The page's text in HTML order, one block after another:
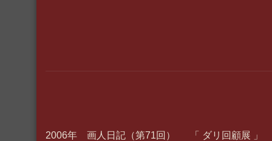
2006年 画人日記（第71回） 「 ダリ回顧展 」